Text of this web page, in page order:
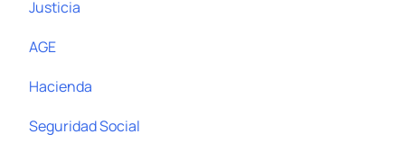
Justicia
AGE
Hacienda
Seguridad Social